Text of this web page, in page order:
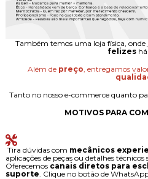
Também temos uma loja física, onde
felizeshá
Além de preço , entregamos
Tanto no nosso e-commerce quanto
MOTIVOS PARA
Tira dúvidas com mecânicos
aplicações de peças ou detalhes
Oferecemos canais diretos para
suporte . Clique no botão de